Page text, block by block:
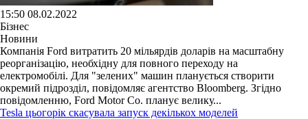
15:50 08.02.2022
Бізнес
Новини
Компанія Ford витратить 20 мільярдів доларів на масштабну
реорганізацію, необхідну для повного переходу на
електромобілі. Для "зелених" машин планується створити
окремий підрозділ, повідомляє агентство Bloomberg. Згідно
повідомленню, Ford Motor Co. планує велику...
Tesla цьогорік скасувала запуск декількох моделей